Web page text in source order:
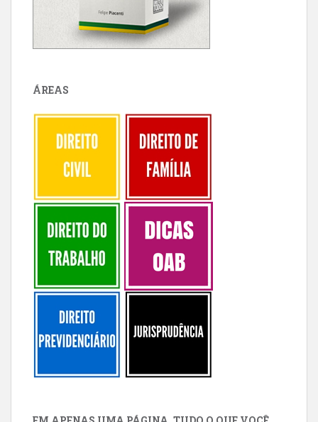
ÁREAS